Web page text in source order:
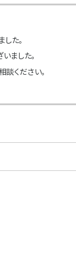
た。
ました。
ください。